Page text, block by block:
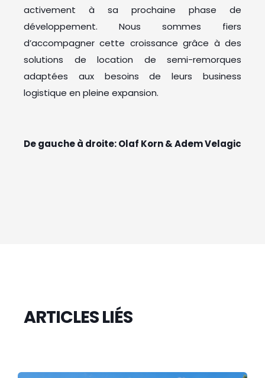
activement à sa prochaine phase de
développement. Nous sommes fiers
d’accompagner cette croissance grâce à des
solutions de location de semi-remorques
adaptées aux besoins de leurs business
logistique en pleine expansion.
De gauche à droite: Olaf Korn & Adem Velagic
ARTICLES LIÉS